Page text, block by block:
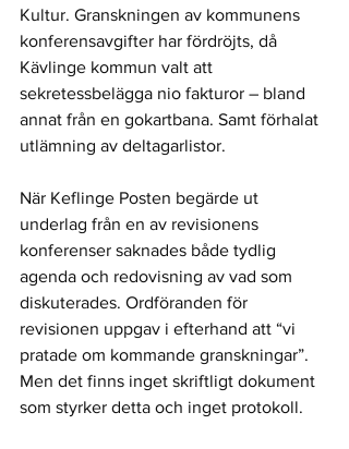
Kultur. Granskningen av kommunens
konferensavgifter har fördröjts, då
Kävlinge kommun valt att
sekretessbelägga nio fakturor – bland
annat från en gokartbana. Samt förhalat
utlämning av deltagarlistor.
När Keflinge Posten begärde ut
underlag från en av revisionens
konferenser saknades både tydlig
agenda och redovisning av vad som
diskuterades. Ordföranden för
revisionen uppgav i efterhand att “vi
pratade om kommande granskningar”.
Men det finns inget skriftligt dokument
som styrker detta och inget protokoll.